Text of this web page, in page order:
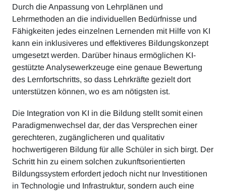
Durch die Anpassung von Lehrplänen und
Lehrmethoden an die individuellen Bedürfnisse und
Fähigkeiten jedes einzelnen Lernenden mit Hilfe von KI
kann ein inklusiveres und effektiveres Bildungskonzept
umgesetzt werden. Darüber hinaus ermöglichen KI-
gestützte Analysewerkzeuge eine genaue Bewertung
des Lernfortschritts, so dass Lehrkräfte gezielt dort
unterstützen können, wo es am nötigsten ist.
Die Integration von KI in die Bildung stellt somit einen
Paradigmenwechsel dar, der das Versprechen einer
gerechteren, zugänglicheren und qualitativ
hochwertigeren Bildung für alle Schüler in sich birgt. Der
Schritt hin zu einem solchen zukunftsorientierten
Bildungssystem erfordert jedoch nicht nur Investitionen
in Technologie und Infrastruktur, sondern auch eine